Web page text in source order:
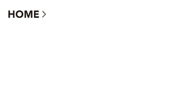
グループ施工ギャラリー